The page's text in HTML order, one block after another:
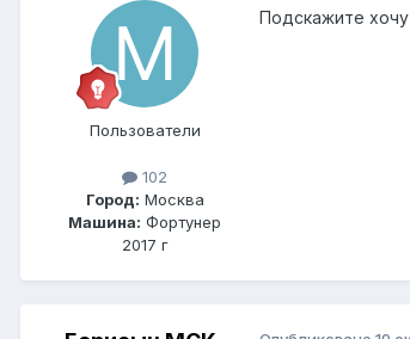
Пользователи
102
Город: Москва
Машина: Фортунер
2017 г
Подскажите хочу